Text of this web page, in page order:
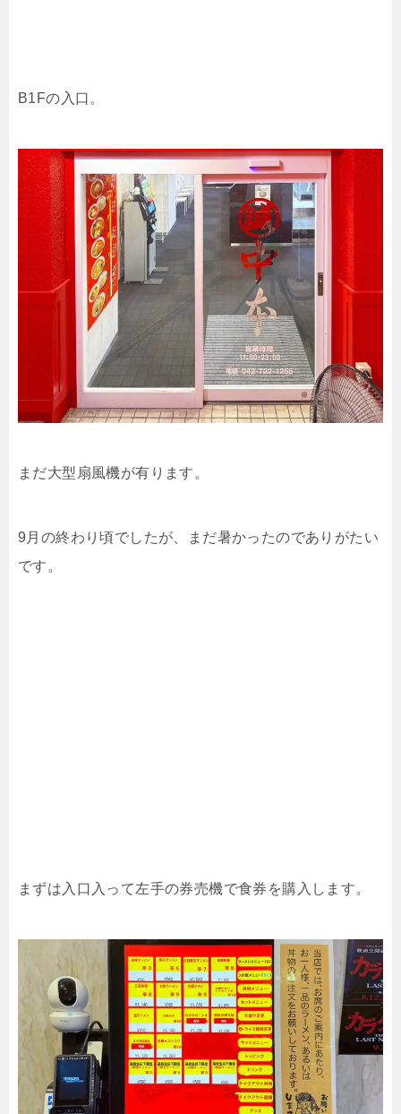
B1Fの入口。
まだ大型扇風機が有ります。
9月の終わり頃でしたが、まだ暑かったのでありがたい
です。
まずは入口入って左手の券売機で食券を購入します。